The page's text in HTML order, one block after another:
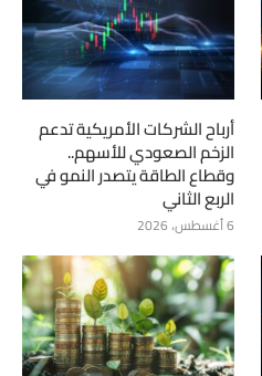
أرباح الشركات الأمريكية تدعم
الزخم الصعودي للأسهم..
وقطاع الطاقة يتصدر النمو في
الربع الثاني
6 أغسطس، 2026